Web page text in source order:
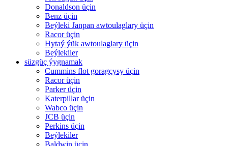
Donaldson üçin
Benz üçin
Beýleki Janpan awtoulaglary üçin
Racor üçin
Hytaý ýük awtoulaglary üçin
Beýlekiler
süzgüç ýygnamak
Cummins flot goragçysy üçin
Racor üçin
Parker üçin
Katerpillar üçin
Wabco üçin
JCB üçin
Perkins üçin
Beýlekiler
Baldwin üçin